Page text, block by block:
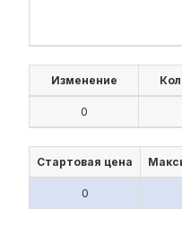
Изменение
0
Стартовая цена
0